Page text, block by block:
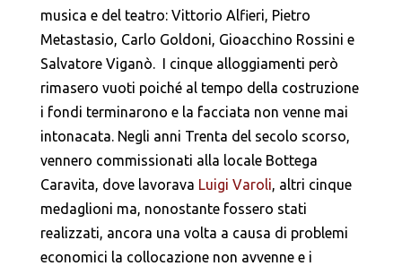
musica e del teatro: Vittorio Alfieri, Pietro
Metastasio, Carlo Goldoni, Gioacchino Rossini e
Salvatore Viganò. I cinque alloggiamenti però
rimasero vuoti poiché al tempo della costruzione
i fondi terminarono e la facciata non venne mai
intonacata. Negli anni Trenta del secolo scorso,
vennero commissionati alla locale Bottega
Caravita, dove lavorava Luigi Varoli, altri cinque
medaglioni ma, nonostante fossero stati
realizzati, ancora una volta a causa di problemi
economici la collocazione non avvenne e i